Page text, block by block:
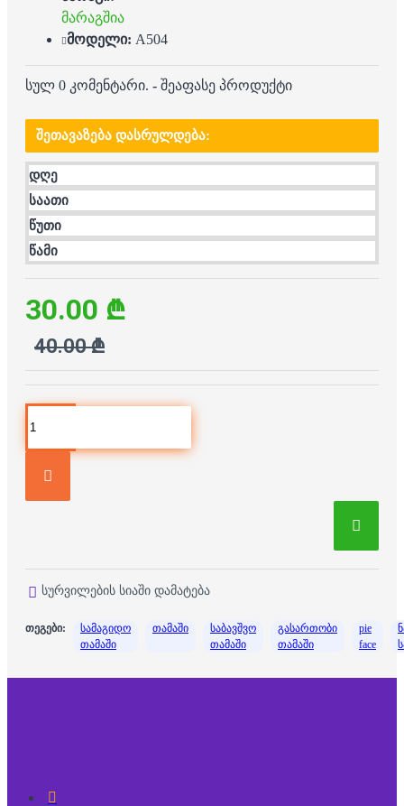
მარაგშია
მოდელი: A504
სულ 0 კომენტარი. - შეაფასე პროდუქტი
ᲨᲔᲗᲐᲕᲐᲖᲔᲑᲐ ᲓᲐᲡᲠᲣᲚᲓᲔᲑᲐ:
დღე
საათი
წუთი
წამი
30.00 ₾
40.00 ₾
სურვილების სიაში დამატება
თეგები:
სამაგიდო
თამაში
თამაში
საბავშვო
თამაში
გასართობი
თამაში
pie
face